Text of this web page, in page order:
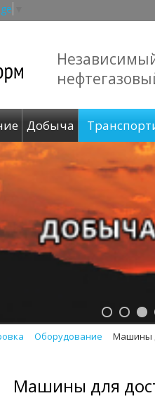
Добыча
Оборудование Машины
Машины для